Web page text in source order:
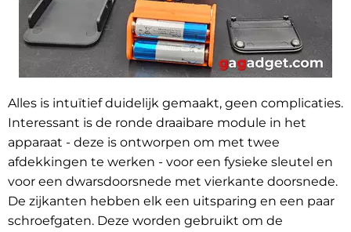
Alles is intuïtief duidelijk gemaakt, geen complicaties.
Interessant is de ronde draaibare module in het
apparaat - deze is ontworpen om met twee
afdekkingen te werken - voor een fysieke sleutel en
voor een dwarsdoorsnede met vierkante doorsnede.
De zijkanten hebben elk een uitsparing en een paar
schroefgaten. Deze worden gebruikt om de